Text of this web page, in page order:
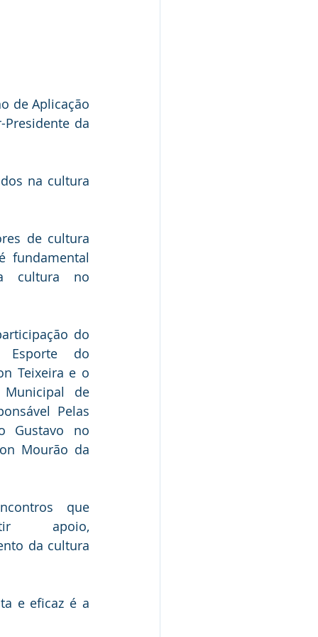
de Aplicação
da
na cultura
de cultura
fundamental
cultura no
do
do
Teixeira e o
Municipal de
Pelas
Gustavo no
Mourão da
que
apoio,
da cultura
e eficaz é a